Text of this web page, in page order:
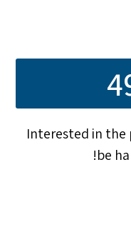
Interested in the
be